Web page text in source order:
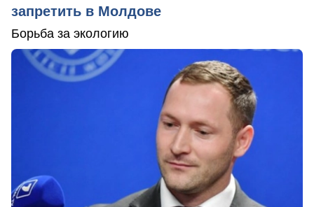
запретить в Молдове
Борьба за экологию